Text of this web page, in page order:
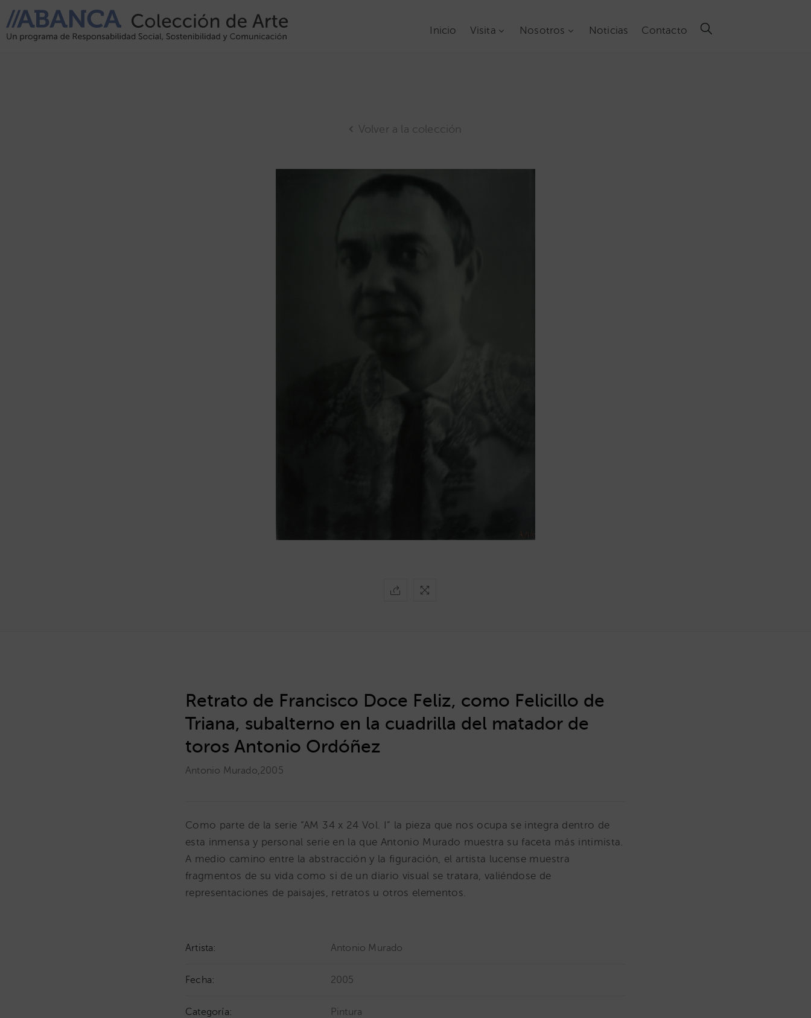
Inicio Visita Nosotros Noticias Contacto
Volver a la colección
Retrato de Francisco Doce Feliz, como Felicillo de
Triana, subalterno en la cuadrilla del matador de
toros Antonio Ordóñez
Antonio Murado,2005
Como parte de la serie “AM 34 x 24 Vol. I” la pieza que nos ocupa se integra dentro de
esta inmensa y personal serie en la que Antonio Murado muestra su faceta más intimista.
A medio camino entre la abstracción y la figuración, el artista lucense muestra
fragmentos de su vida como si de un diario visual se tratara, valiéndose de
representaciones de paisajes, retratos u otros elementos.
Artista: Antonio Murado
Fecha: 2005
Categoría: Pintura